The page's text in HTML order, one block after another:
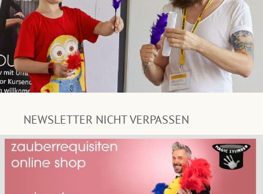
NEWSLETTER NICHT VERPASSEN